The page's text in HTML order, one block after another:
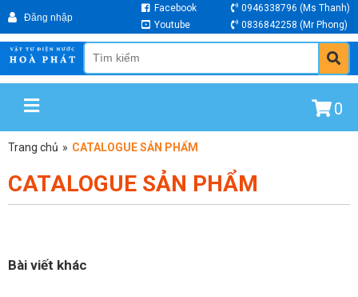
Facebook
Youtube
0946338796 (Ms Thanh)
0836842258 (Mr Phong)
0
Trang chủ » CATALOGUE SẢN PHẨM
CATALOGUE SẢN PHẨM
Bài viết khác